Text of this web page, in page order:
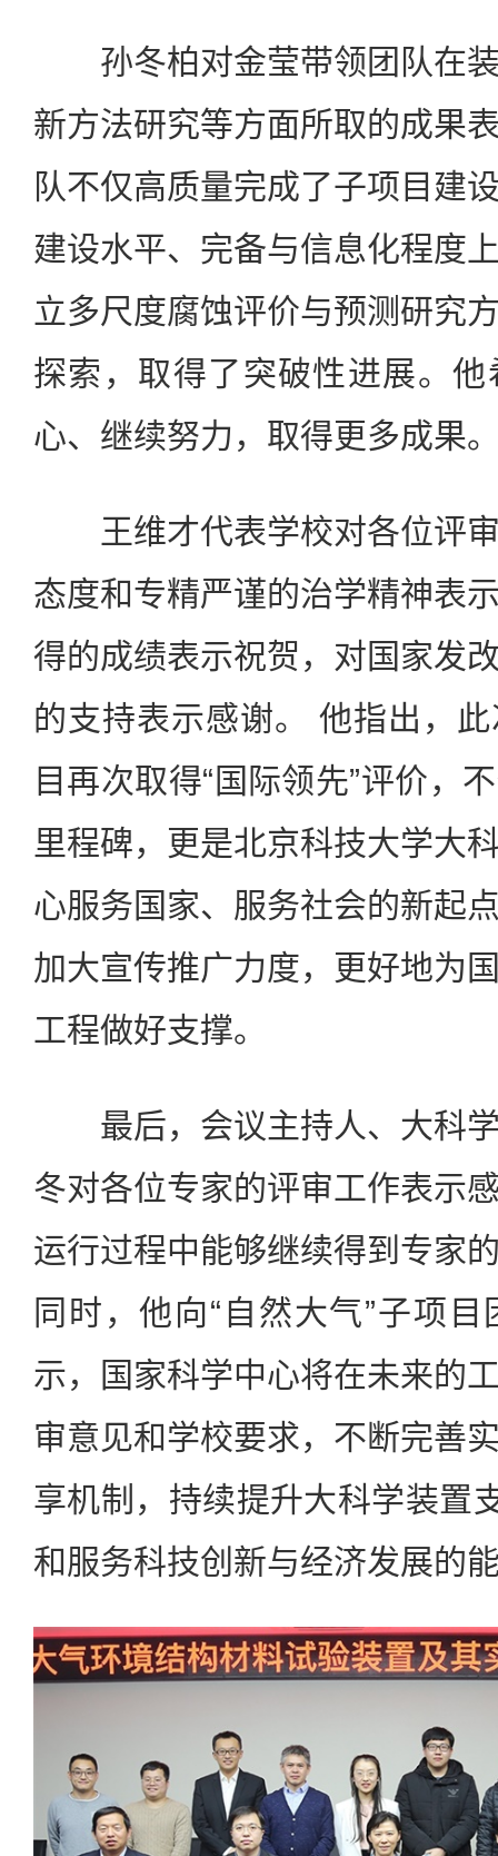
孙冬柏对金莹带领团队在装
新方法研究等方面所取的成果
队不仅高质量完成了子项目建
建设水平、完备与信息化程度
立多尺度腐蚀评价与预测研究
探索，取得了突破性进展。
心、继续努力，取得更多成果
王维才代表学校对各位评审
态度和专精严谨的治学精神表
得的成绩表示祝贺，对国家发
的支持表示感谢。 他指出，
目再次取得“国际领先”评价，
里程碑，更是北京科技大学大
心服务国家、服务社会的新起
加大宣传推广力度，更好地为
工程做好支撑。
最后，会议主持人、大科学
冬对各位专家的评审工作表示
运行过程中能够继续得到专家
同时，他向“自然大气”子项
示，国家科学中心将在未来的
审意见和学校要求，不断完善
享机制，持续提升大科学装置
和服务科技创新与经济发展的